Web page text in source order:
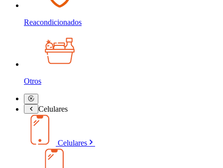
Reacondicionados
Otros
Celulares
Celulares